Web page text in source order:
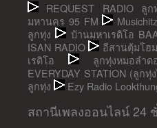
REQUEST RADIO ลูก
มหานคร 95 FM
ลูกทุ่ง
บ้านมหาเรดิโอ
ISAN RADIO
อีสานตุ้มโฮ
เรดิโอ
ลูกทุ่งหมอลำด
EVERYDAY STATION (ลูก
ลูกทุ่ง
Ezy Radio
สถานีเพลงออนไลน์ 24